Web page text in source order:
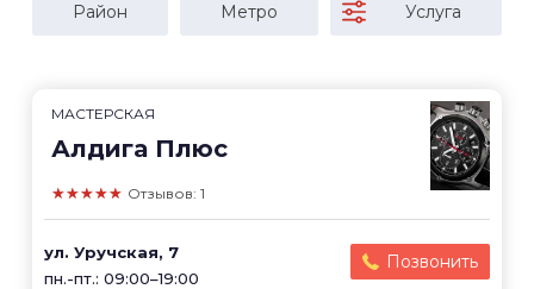
Район Метро Услуга
МАСТЕРСКАЯ
Алдига Плюс
★★★★★ Отзывов: 1
ул. Уручская, 7
пн.-пт.: 09:00–19:00
Позвонить